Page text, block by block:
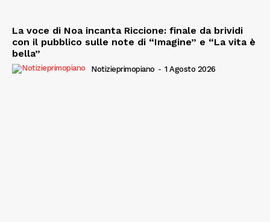
La voce di Noa incanta Riccione: finale da brividi
con il pubblico sulle note di “Imagine” e “La vita è
bella”
Notizieprimopiano - 1 Agosto 2026